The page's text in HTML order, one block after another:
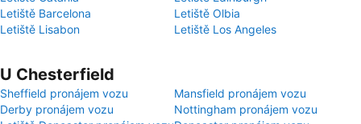
Letiště Barcelona
Letiště Olbia
Letiště Lisabon
Letiště Los Angeles
U Chesterfield
Sheffield pronájem vozu
Mansfield pronájem vozu
Derby pronájem vozu
Nottingham pronájem vozu